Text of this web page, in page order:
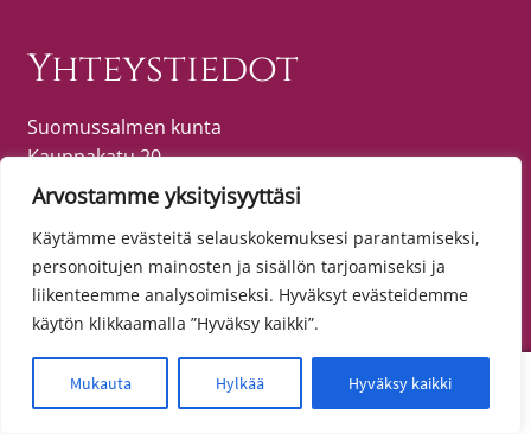
Arvostamme yksityisyyttäsi
Käytämme evästeitä selauskokemuksesi parantamiseksi,
personoitujen mainosten ja sisällön tarjoamiseksi ja
liikenteemme analysoimiseksi. Hyväksyt evästeidemme
käytön klikkaamalla ”Hyväksy kaikki”.
Mukauta Hylkää Hyväksy kaikki
Yhteystiedot
Suomussalmen kunta
Kauppakatu 20
89600 SUOMUSSALMI
puh. (08) 615 55 51 (vaihde)
Tietosuoja
Toimitusehdot
Tietosuojaseloste
Etsi:
Haku